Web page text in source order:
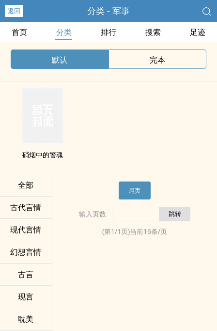
返回 分类 - 军事
首页 分类 排行 搜索 足迹
默认 完本
硝烟中的警魂
全部
古代言情
现代言情
幻想言情
古言
现言
耽美
尾页
输入页数
(第1/1页)当前16条/页